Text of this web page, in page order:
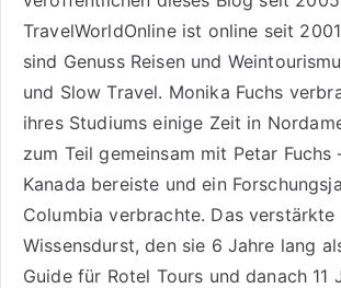
TravelWorldOnline ist online seit
sind Genuss Reisenund
und Slow Travel. Monika Fuchs
ihres Studiums einige Zeit in
zum Teil gemeinsam mit Petar Fuchs
Kanada bereiste und ein
Columbia verbrachte. Das verstärkte
Wissensdurst, den sie 6 Jahre lang
Guide für Rotel Tours und danach 11